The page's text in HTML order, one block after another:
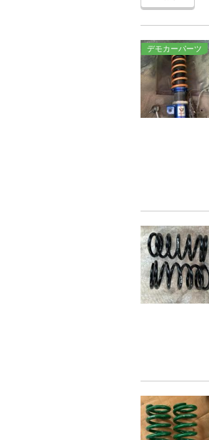
デモカーパーツ